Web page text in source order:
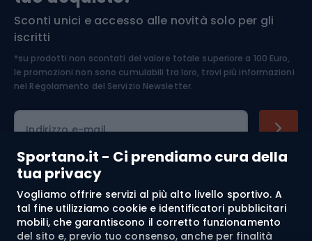
Sportano.it - Ci prendiamo cura della
tua privacy
Vogliamo offrire servizi al più alto livello sportivo. A
tal fine utilizziamo cookie e identificatori pubblicitari
mobili, che garantiscono il corretto funzionamento
del sito e, previo tuo consenso, anche per finalità
Medicina dello sport
Abbigliamento ciclistico
Sconti unici e accesso alle novità solo per gli
iscritti
*su prodotti non scontati del valore totale superiore a 100 Euro,
le promozioni non sono cumulabili tra loro, trovi più informazioni
nel Regolamento del Servizio Newsletter.
Indirizzo e-mail
Acquisti
Servizio clienti